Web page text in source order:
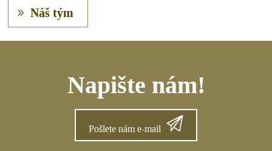
Náš tým
Napište nám!
Pošlete nám e-mail